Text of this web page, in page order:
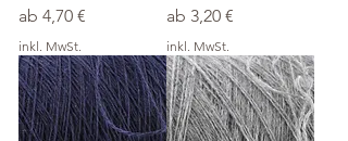
ab 4,70 €
Sale-Preis
inkl. MwSt.
ab 3,20 €
Sale-Preis
inkl. MwSt.